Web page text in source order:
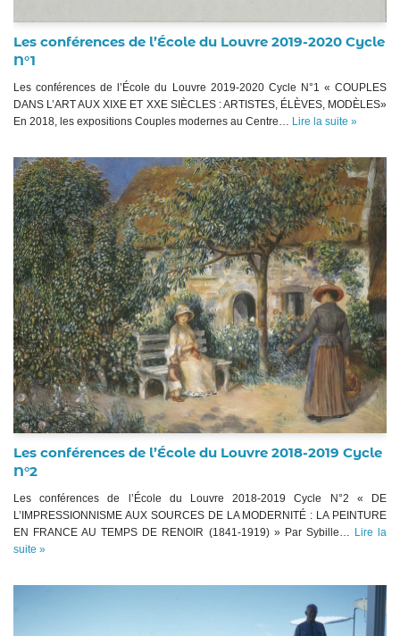
Les conférences de l’École du Louvre 2019-2020 Cycle
N°1
Les conférences de l’École du Louvre 2019-2020 Cycle N°1 « COUPLES
DANS L’ART AUX XIXE ET XXE SIÈCLES : ARTISTES, ÉLÈVES, MODÈLES»
En 2018, les expositions Couples modernes au Centre… Lire la suite »
Les conférences de l’École du Louvre 2018-2019 Cycle
N°2
Les conférences de l’École du Louvre 2018-2019 Cycle N°2 « DE
L’IMPRESSIONNISME AUX SOURCES DE LA MODERNITÉ : LA PEINTURE
EN FRANCE AU TEMPS DE RENOIR (1841-1919) » Par Sybille… Lire la
suite »